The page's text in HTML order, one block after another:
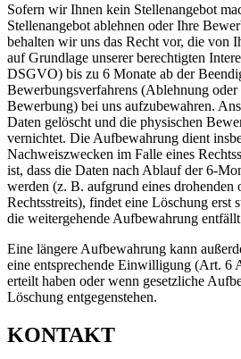
Sofern wir Ihnen kein Stellenangebot
Stellenangebot ablehnen oder Ihre
behalten wir uns das Recht vor, die von
auf Grundlage unserer berechtigten
DSGVO) bis zu 6 Monate ab der
Bewerbungsverfahrens (Ablehnung
Bewerbung) bei uns aufzubewahren.
Daten gelöscht und die physischen
vernichtet. Die Aufbewahrung dient
Nachweiszwecken im Falle eines
ist, dass die Daten nach Ablauf der 6-
werden (z. B. aufgrund eines drohenden
Rechtsstreits), findet eine Löschung erst
die weitergehende Aufbewahrung
Eine längere Aufbewahrung kann
eine entsprechende Einwilligung (Art. 6
erteilt haben oder wenn gesetzliche
Löschung entgegenstehen.
KONTAKT